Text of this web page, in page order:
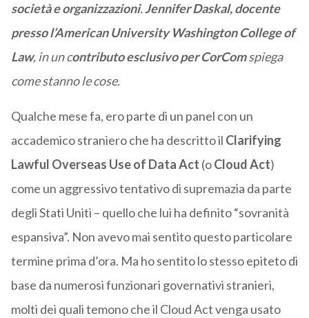
società e organizzazioni.Jennifer Daskal, docente
presso l’American University Washington College of
Law, in un contributo esclusivo per CorComspiega
come stanno le cose.
Qualche mese fa, ero parte di un panel con un
accademico straniero che ha descritto il Clarifying
Lawful Overseas Use of Data Act (oCloud Act)
come un aggressivo tentativo di supremazia da parte
degli Stati Uniti – quello che lui ha definito “sovranità
espansiva”. Non avevo mai sentito questo particolare
termine prima d’ora. Ma ho sentito lo stesso epiteto di
base da numerosi funzionari governativi stranieri,
molti dei quali temono che il Cloud Act venga usato